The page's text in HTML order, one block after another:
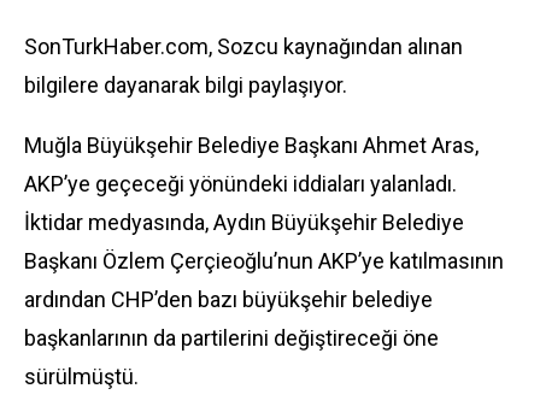
SonTurkHaber.com, Sozcu kaynağından alınan
bilgilere dayanarak bilgi paylaşıyor.
Muğla Büyükşehir Belediye Başkanı Ahmet Aras,
AKP’ye geçeceği yönündeki iddiaları yalanladı.
İktidar medyasında, Aydın Büyükşehir Belediye
Başkanı Özlem Çerçieoğlu’nun AKP’ye katılmasının
ardından CHP’den bazı büyükşehir belediye
başkanlarının da partilerini değiştireceği öne
sürülmüştü.